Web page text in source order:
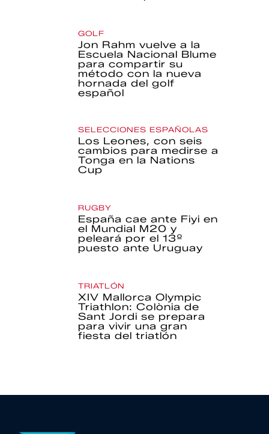
GOLF
Jon Rahm vuelve a la
Escuela Nacional Blume
para compartir su
método con la nueva
hornada del golf
español
SELECCIONES ESPAÑOLAS
Los Leones, con seis
cambios para medirse a
Tonga en la Nations
Cup
RUGBY
España cae ante Fiyi en
el Mundial M20 y
peleará por el 13º
puesto ante Uruguay
TRIATLÓN
XIV Mallorca Olympic
Triathlon: Colònia de
Sant Jordi se prepara
para vivir una gran
fiesta del triatlón